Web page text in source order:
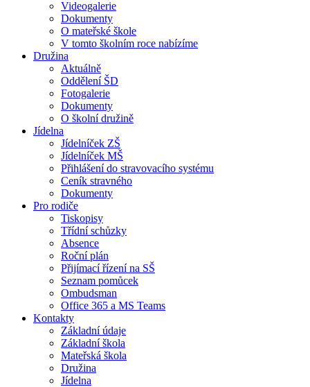
Videogalerie
Dokumenty
O mateřské škole
V tomto školním roce nabízíme
Družina
Aktuálně
Oddělení ŠD
Fotogalerie
Dokumenty
O školní družině
Jídelna
Jídelníček ZŠ
Jídelníček MŠ
Přihlášení do stravovacího systému
Ceník stravného
Dokumenty
Pro rodiče
Tiskopisy
Třídní schůzky
Absence
Roční plán
Přijímací řízení na SŠ
Seznam pomůcek
Ombudsman
Office 365 a MS Teams
Kontakty
Základní údaje
Základní škola
Mateřská škola
Družina
Jídelna